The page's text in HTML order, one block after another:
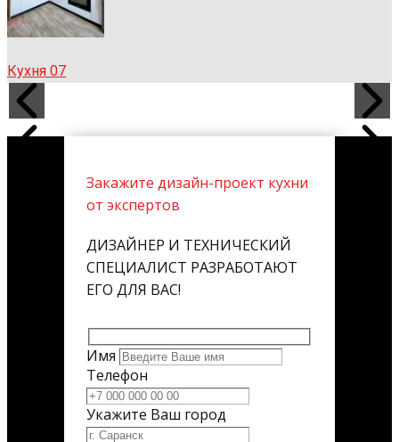
Кухня 07
Закажите дизайн-проект кухни
от экспертов
ДИЗАЙНЕР И ТЕХНИЧЕСКИЙ
СПЕЦИАЛИСТ РАЗРАБОТАЮТ
ЕГО ДЛЯ ВАС!
Имя
Телефон
Укажите Ваш город